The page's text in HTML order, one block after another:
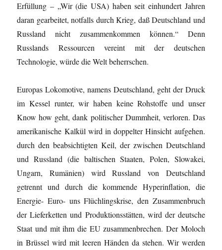
Erfüllung – „Wir (die USA) haben seit einhundert Jahren
daran gearbeitet, notfalls durch Krieg, daß Deutschland und
Russland nicht zusammenkommen können.“ Denn
Russlands Ressourcen vereint mit der deutschen
Technologie, würde die Welt beherrschen.
Europas Lokomotive, namens Deutschland, geht der Druck
im Kessel runter, wir haben keine Rohstoffe und unser
Know how geht, dank politischer Dummheit, verloren. Das
amerikanische Kalkül wird in doppelter Hinsicht aufgehen.
durch den beabsichtigten Keil, der zwischen Deutschland
und Russland (die baltischen Staaten, Polen, Slowakei,
Ungarn, Rumänien) wird Russland von Deutschland
getrennt und durch die kommende Hyperinflation, die
Energie- Euro- uns Flüchlingskrise, den Zusammenbruch
der Lieferketten und Produktionsstätten, wird der deutsche
Staat und mit ihm die EU zusammenbrechen. Der Moloch
in Brüssel wird mit leeren Händen da stehen. Wir werden